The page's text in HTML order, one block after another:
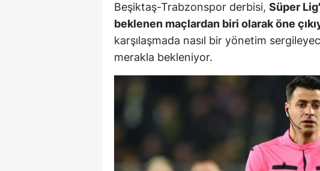
Yozgat
Zonguldak
Bayburt
Karaman
Kırıkkale
Batman
Beşiktaş-Trabzonspor derbisi, Süper
beklenen maçlardan biri olarak öne
karşılaşmada nasıl bir yönetim
merakla bekleniyor.